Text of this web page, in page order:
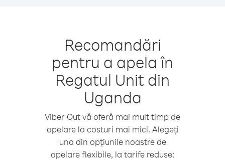
Recomandări
pentru a apela în
Regatul Unit din
Uganda
Viber Out vă oferă mai mult timp de
apelare la costuri mai mici. Alegeți
una din opțiunile noastre de
apelare flexibile, la tarife reduse: